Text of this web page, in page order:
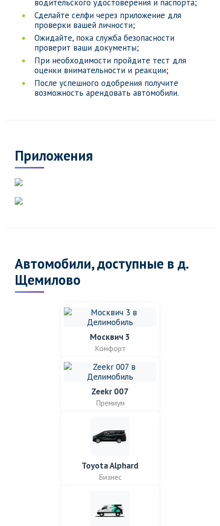
водительского удостоверения и паспорта;
Сделайте селфи через приложение для
проверки вашей личности;
Ожидайте, пока служба безопасности
проверит ваши документы;
При необходимости пройдите тест для
оценки внимательности и реакции;
После успешного одобрения получите
возможность арендовать автомобили.
Приложения
Автомобили, доступные в д.
Щемилово
Москвич 3
Комфорт
Zeekr 007
Премиум
Toyota Alphard
Бизнес